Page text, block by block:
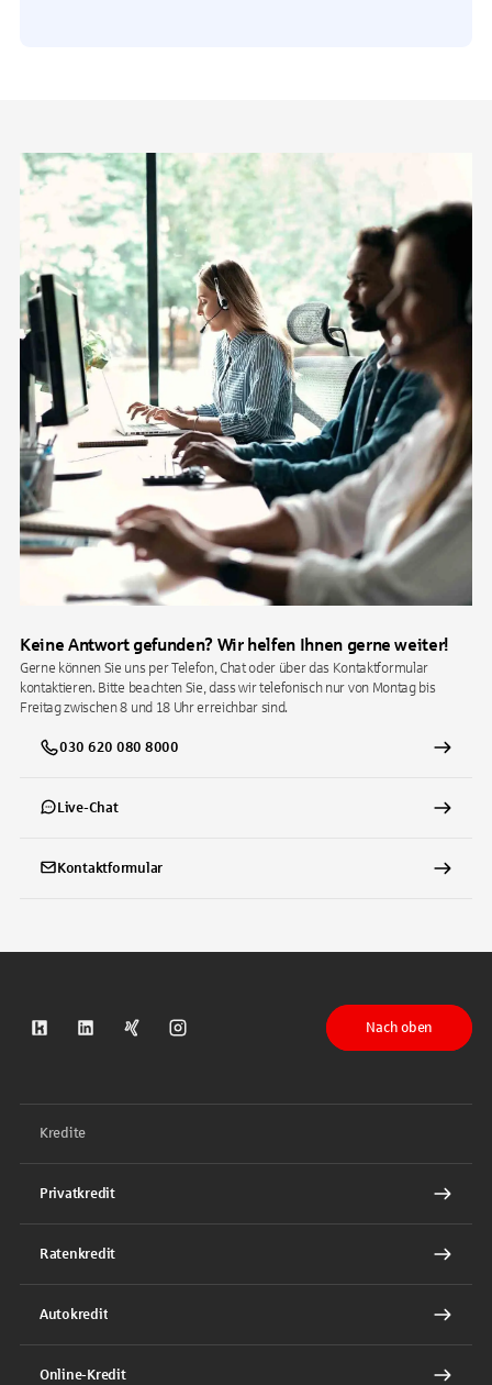
Keine Antwort gefunden? Wir helfen Ihnen gerne weiter!
Gerne können Sie uns per Telefon, Chat oder über das Kontaktformular
kontaktieren. Bitte beachten Sie, dass wir telefonisch nur von Montag bis
Freitag zwischen 8 und 18 Uhr erreichbar sind.
030 620 080 8000
Live-Chat
Kontaktformular
S-Kreditpartner auf Kununu
S-Kreditpartner auf LinkedIn
S-Kreditpartner auf Xing
S-Kreditpartner auf Instagram
Nach oben
Kredite
Privatkredit
Ratenkredit
Autokredit
Online-Kredit